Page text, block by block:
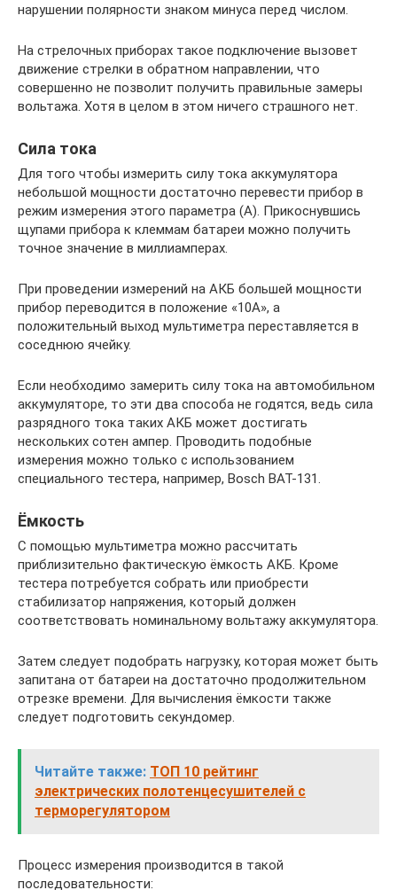
нарушении полярности знаком минуса перед числом.
На стрелочных приборах такое подключение вызовет
движение стрелки в обратном направлении, что
совершенно не позволит получить правильные замеры
вольтажа. Хотя в целом в этом ничего страшного нет.
Сила тока
Для того чтобы измерить силу тока аккумулятора
небольшой мощности достаточно перевести прибор в
режим измерения этого параметра (А). Прикоснувшись
щупами прибора к клеммам батареи можно получить
точное значение в миллиамперах.
При проведении измерений на АКБ большей мощности
прибор переводится в положение «10А», а
положительный выход мультиметра переставляется в
соседнюю ячейку.
Если необходимо замерить силу тока на автомобильном
аккумуляторе, то эти два способа не годятся, ведь сила
разрядного тока таких АКБ может достигать
нескольких сотен ампер. Проводить подобные
измерения можно только с использованием
специального тестера, например, Bosch BAT-131.
Ёмкость
С помощью мультиметра можно рассчитать
приблизительно фактическую ёмкость АКБ. Кроме
тестера потребуется собрать или приобрести
стабилизатор напряжения, который должен
соответствовать номинальному вольтажу аккумулятора.
Затем следует подобрать нагрузку, которая может быть
запитана от батареи на достаточно продолжительном
отрезке времени. Для вычисления ёмкости также
следует подготовить секундомер.
Читайте также: ТОП 10 рейтинг
электрических полотенцесушителей с
терморегулятором
Процесс измерения производится в такой
последовательности: